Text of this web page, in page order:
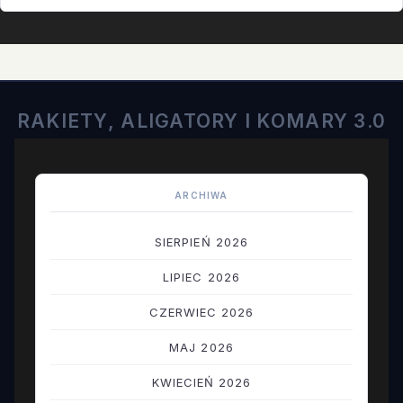
RAKIETY, ALIGATORY I KOMARY 3.0
ARCHIWA
SIERPIEŃ 2026
LIPIEC 2026
CZERWIEC 2026
MAJ 2026
KWIECIEŃ 2026